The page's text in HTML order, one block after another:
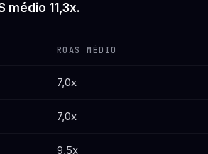
médio 11,3x.
ROAS MÉDIO
7,0x
7,0x
9,5x